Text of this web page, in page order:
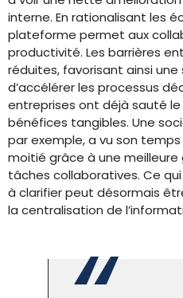
interne. En rationalisant les
plateforme permet aux
productivité. Les barrières
réduites, favorisant ainsi
d’accélérer les processus
entreprises ont déjà sauté
bénéfices tangibles. Une
par exemple, a vu son
moitié grâce à une
tâches collaboratives. Ce
à clarifier peut désormais
la centralisation de